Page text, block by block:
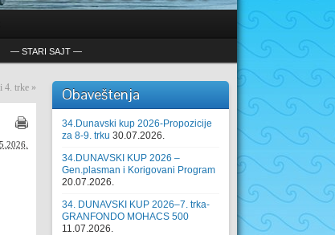
— STARI SAJT —
4. trke » Obaveštenja
34.Dunavski kup 2026-Propozicije
za 8-9. trku 30.07.2026.
34.DUNAVSKI KUP 2026 –
Gen.plasman i Korigovani Program
20.07.2026.
34. DUNAVSKI KUP 2026–7. trka-
GRANFONDO MOHACS 500
11.07.2026.